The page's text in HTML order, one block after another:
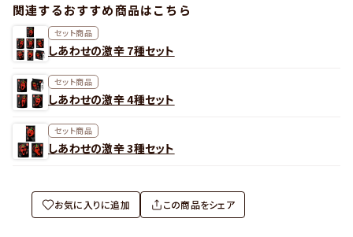
関連するおすすめ商品はこちら
セット商品
しあわせの激辛 7種セット
セット商品
しあわせの激辛 4種セット
セット商品
しあわせの激辛 3種セット
お気に入りに追加 この商品をシェア